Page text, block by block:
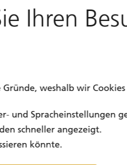
Ihren
weshalb wir
und Spracheinstellungen
schneller angezeigt.
könnte.